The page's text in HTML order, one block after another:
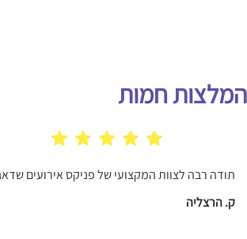
המלצות חמות
תודה רבה לצוות המקצועי של פניקס אירועים
ק. הרצליה